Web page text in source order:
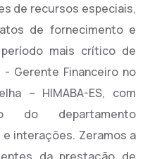
de recursos especiais,
de fornecimento e
mais crítico de
Gerente Financeiro no
– HIMABA-ES, com
do departamento
interações. Zeramos a